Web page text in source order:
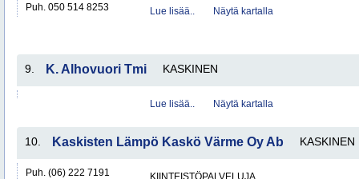
Puh. 050 514 8253 Lue lisää.. Näytä kartalla
9. K. Alhovuori Tmi KASKINEN
Lue lisää.. Näytä kartalla
10. Kaskisten Lämpö Kaskö Värme Oy Ab KASKINEN
Puh. (06) 222 7191
KIINTEISTÖPALVELUJA